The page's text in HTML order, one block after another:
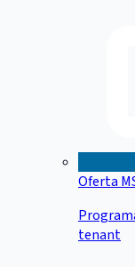
Oferta
tenant